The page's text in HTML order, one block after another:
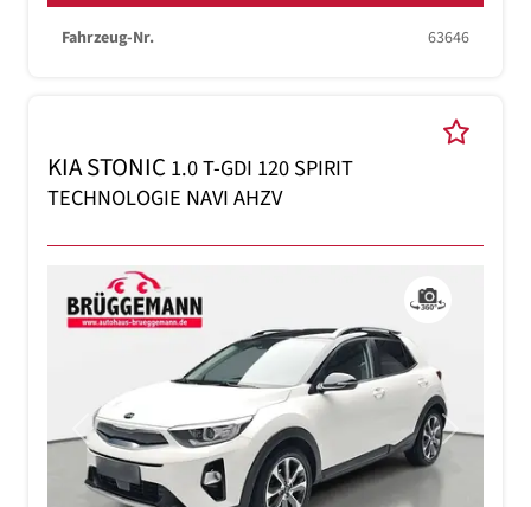
Fahrzeug-Nr. 63646
KIA STONIC 1.0 T-GDI 120 SPIRIT
TECHNOLOGIE NAVI AHZV
Previous Next